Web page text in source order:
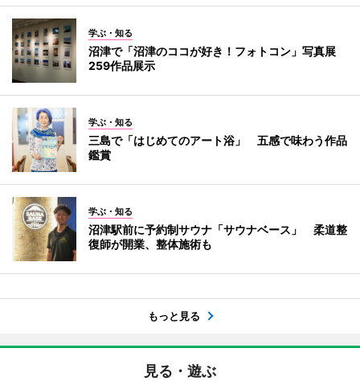
学ぶ・知る
沼津で「沼津のココが好き！フォトコン」写真展
259作品展示
学ぶ・知る
三島で「はじめてのアート浴」 五感で味わう作品
鑑賞
学ぶ・知る
沼津駅前に予約制サウナ「サウナベース」 柔道整
復師が開業、整体施術も
もっと見る
見る・遊ぶ